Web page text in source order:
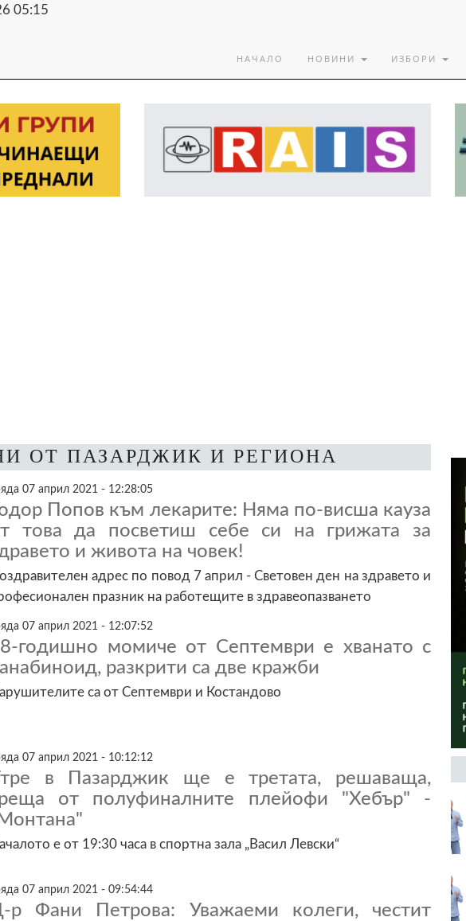
05:15
НАЧАЛО НОВИНИ ИЗБОРИ
ОТ ПАЗАРДЖИК И РЕГИОНА
07 април 2021 - 12:28:05
Попов към лекарите: Няма по-висша кауза
това да посветиш себе си на грижата за
и живота на човек!
адрес по повод 7 април - Световен ден на здравето и
празник на работещите в здравеопазването
07 април 2021 - 12:07:52
годишно момиче от Септември е хванато с
разкрити са две кражби
са от Септември и Костандово
07 април 2021 - 10:12:12
в Пазарджик ще е третата, решаваща,
от полуфиналните плейофи "Хебър" -
е от 19:30 часа в спортна зала „Васил Левски“
07 април 2021 - 09:54:44
р Фани Петрова: Уважаеми колеги, честит